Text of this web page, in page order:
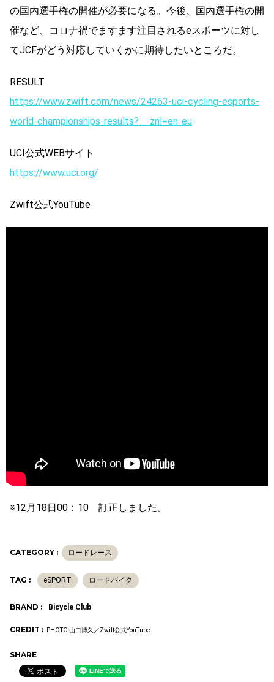
の国内選手権の開催が必要になる。今後、国内選手権の開
催など、コロナ禍でますます注目されるeスポーツに対し
てJCFがどう対応していくかに期待したいところだ。
RESULT
https://www.zwift.com/news/24263-uci-cycling-esports-
world-championships-results?__znl=en-eu
UCI公式WEBサイト
https://www.uci.org/
Zwift公式YouTube
※12月18日00：10 訂正しました。
CATEGORY : ロードレース
TAG : eSPORT ロードバイク
BRAND : Bicycle Club
CREDIT : PHOTO:山口博久／Zwift公式YouTube
SHARE